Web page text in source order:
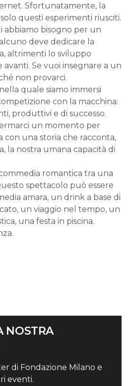
Sfortunatamente, la
questi esperimenti riusciti.
abbiamo bisogno per un
deve dedicare la
altrimenti lo sviluppo
Se vuoi insegnare a un
non provarci.
quale siamo immersi
con la macchina:
produttivi e di successo.
un momento per
con una storia che racconta,
la nostra umana capacità di
romantica tra una
spettacolo può essere
amara, un drink a base di
un viaggio nel tempo, un
una festa in piscina.
NOSTRA
di Fondazione Milano e
eventi.